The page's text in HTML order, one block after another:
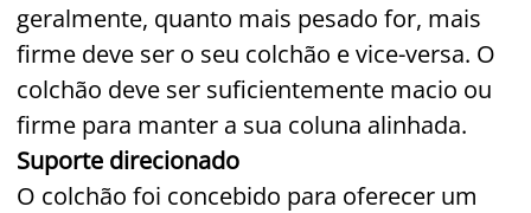
geralmente, quanto mais pesado for, mais
firme deve ser o seu colchão e vice-versa. O
colchão deve ser suficientemente macio ou
firme para manter a sua coluna alinhada.
Suporte direcionado
O colchão foi concebido para oferecer um